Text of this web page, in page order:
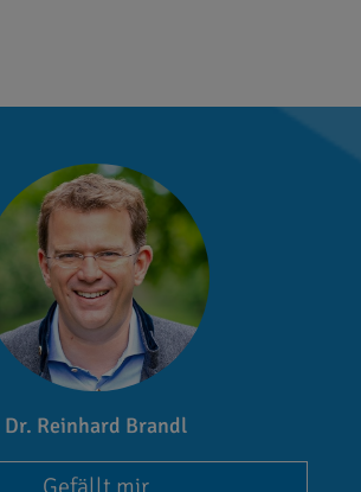
Dr. Reinhard Brandl